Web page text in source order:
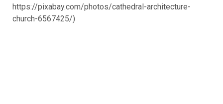
https://pixabay.com/photos/cathedral-architecture-
church-6567425/)